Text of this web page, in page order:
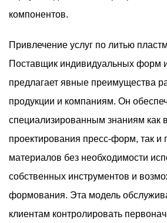
компонентов.
Привлечение услуг по литью
Поставщик индивидуальных форм
предлагает явные преимущества
продукции и компаниям. Он
специализированным знаниям как
проектирования пресс-форм, так
материалов без необходимости
собственных инструментов и
формования. Эта модель
клиентам контролировать